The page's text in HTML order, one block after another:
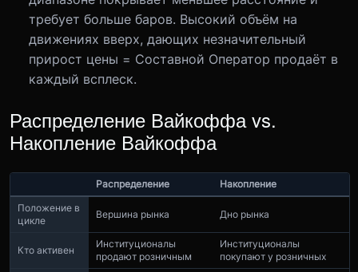
требует больше баров. Высокий объём на
движениях вверх, дающих незначительный
прирост цены = Составной Оператор продаёт в
каждый всплеск.
Распределение Вайкоффа vs.
Накопление Вайкоффа
Распределение
Накопление
Положение в
цикле
Вершина рынка Дно рынка
Кто активен
Институционалы
продают розничным
Институционалы
покупают у розничных